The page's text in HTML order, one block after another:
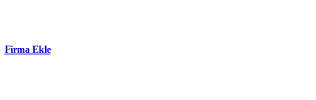
Firma Ekle